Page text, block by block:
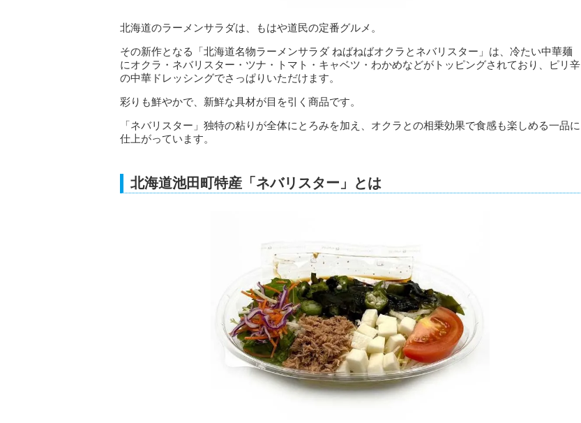
北海道のラーメンサラダは、もはや道民の定番グルメ。
その新作となる「北海道名物ラーメンサラダ ねばねばオクラとネバリスター」は、冷たい中華麺
にオクラ・ネバリスター・ツナ・トマト・キャベツ・わかめなどがトッピングされており、ピリ辛
の中華ドレッシングでさっぱりいただけます。
彩りも鮮やかで、新鮮な具材が目を引く商品です。
「ネバリスター」独特の粘りが全体にとろみを加え、オクラとの相乗効果で食感も楽しめる一品に
仕上がっています。
北海道池田町特産「ネバリスター」とは